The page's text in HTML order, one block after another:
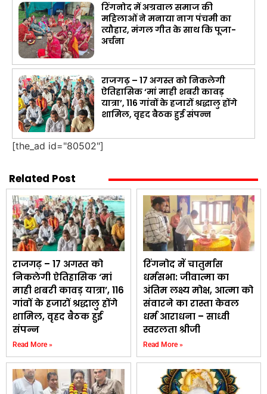
रिंगनोद में अग्रवाल समाज की
महिलाओं ने मनाया नाग पंचमी का
त्यौहार, मंगल गीत के साथ कि पूजा-
अर्चना
राजगढ़ – 17 अगस्त को निकलेगी
ऐतिहासिक ‘मां माही शबरी कावड़
यात्रा’, 116 गांवों के हजारों श्रद्धालु होंगे
शामिल, वृहद बैठक हुई संपन्न
[the_ad id="80502"]
Related Post
राजगढ़ – 17 अगस्त को
निकलेगी ऐतिहासिक ‘मां
माही शबरी कावड़ यात्रा’, 116
गांवों के हजारों श्रद्धालु होंगे
शामिल, वृहद बैठक हुई
संपन्न
Read More »
रिंगनोद में चातुर्मास
धर्मसभा: जीवात्मा का
अंतिम लक्ष्य मोक्ष, आत्मा को
संवारने का रास्ता केवल
धर्म आराधना – साध्वी
स्वरलता श्रीजी
Read More »